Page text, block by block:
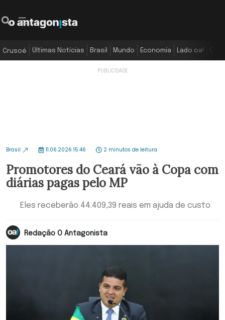
Crusoé Últimas Notícias Brasil Mundo Economia Lado oa!
Brasil 11.06.2026 15:46 2 minutos de leitura
Promotores do Ceará vão à Copa com
diárias pagas pelo MP
Eles receberão 44.409,39 reais em ajuda de custo
Redação O Antagonista